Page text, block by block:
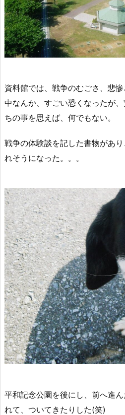
資料館では、戦争のむごさ、悲
中なんか、すごい恐くなったが
ちの事を思えば、何でもない。
戦争の体験談を記した書物があ
れそうになった。。。
平和記念公園を後にし、前へ進
れて、ついてきたりした(笑)